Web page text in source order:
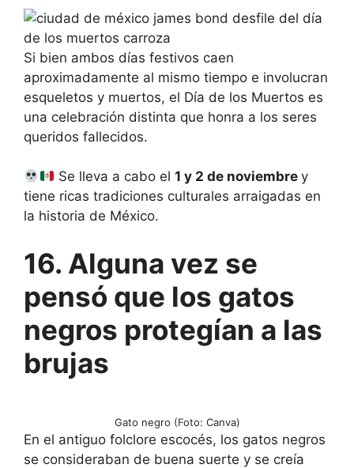
Si bien ambos días festivos caen
aproximadamente al mismo tiempo e involucran
esqueletos y muertos, el Día de los Muertos es
una celebración distinta que honra a los seres
queridos fallecidos.
Se lleva a cabo el 1 y 2 de noviembre y
tiene ricas tradiciones culturales arraigadas en
la historia de México.
16. Alguna vez se
pensó que los gatos
negros protegían a las
brujas
Gato negro (Foto: Canva)
En el antiguo folclore escocés, los gatos negros
se consideraban de buena suerte y se creía